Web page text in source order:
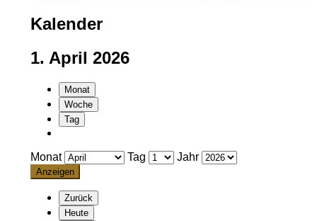
Kalender
1. April 2026
Monat
Woche
Tag
Monat Tag Jahr
Zurück
Heute